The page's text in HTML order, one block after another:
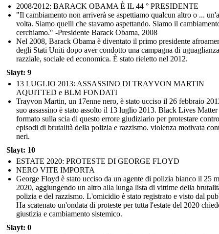
2008/2012: BARACK OBAMA È IL 44 ° PRESIDENTE
"Il cambiamento non arriverà se aspettiamo qualcun altro o ...
volta. Siamo quelli che stavamo aspettando. Siamo il
cerchiamo." -Presidente Barack Obama, 2008
Nel 2008, Barack Obama è diventato il primo presidente
degli Stati Uniti dopo aver condotto una campagna di uguaglianza
razziale, sociale ed economica. È stato rieletto nel 2012.
Slayt: 9
13 LUGLIO 2013: ASSASSINO DI TRAYVON MARTIN
AQUITTED e BLM FONDATI
Trayvon Martin, un 17enne nero, è stato ucciso il 26 febbraio
suo assassino è stato assolto il 13 luglio 2013. Black Lives Matter
formato sulla scia di questo errore giudiziario per protestare
episodi di brutalità della polizia e razzismo. violenza motivata
neri.
Slayt: 10
ESTATE 2020: PROTESTE DI GEORGE FLOYD
NERO VITE IMPORTA
George Floyd è stato ucciso da un agente di polizia bianco il 25
2020, aggiungendo un altro alla lunga lista di vittime della
polizia e del razzismo. L'omicidio è stato registrato e visto dal
Ha scatenato un'ondata di proteste per tutta l'estate del 2020
giustizia e cambiamento sistemico.
Slayt: 0